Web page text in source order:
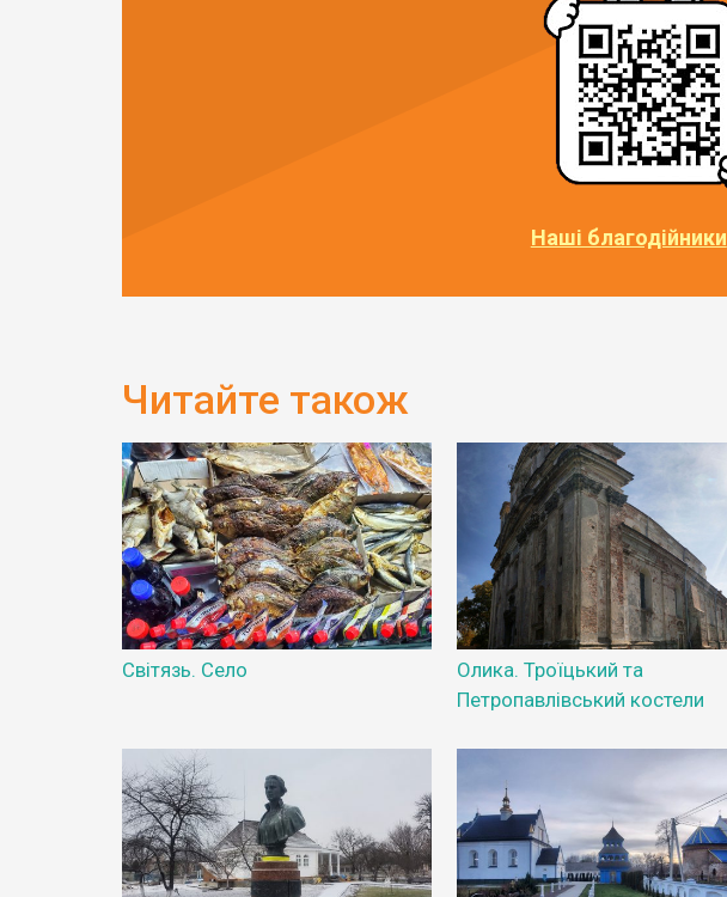
Наші благодійники
Читайте також
Світязь. Село
Олика. Троїцький та
Петропавлівський костели